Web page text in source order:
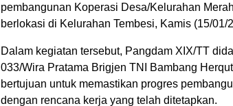
pembangunan Koperasi Desa/Kelurahan
berlokasi di Kelurahan Tembesi, Kamis (15/01/
Dalam kegiatan tersebut, Pangdam XIX/TT
033/Wira Pratama Brigjen TNI Bambang
bertujuan untuk memastikan progres
dengan rencana kerja yang telah ditetapkan.